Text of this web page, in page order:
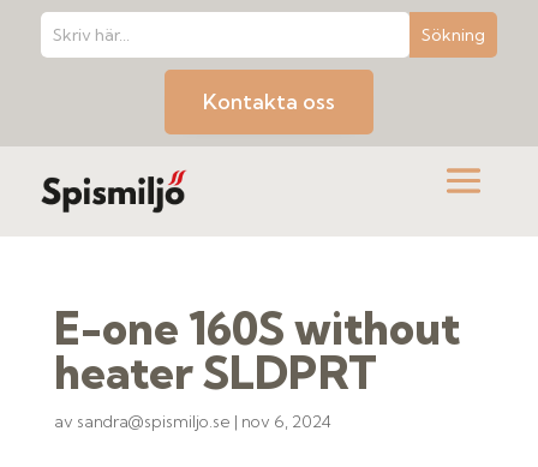
Kontakta oss
E-one 160S without
heater SLDPRT
av sandra@spismiljo.se | nov 6, 2024